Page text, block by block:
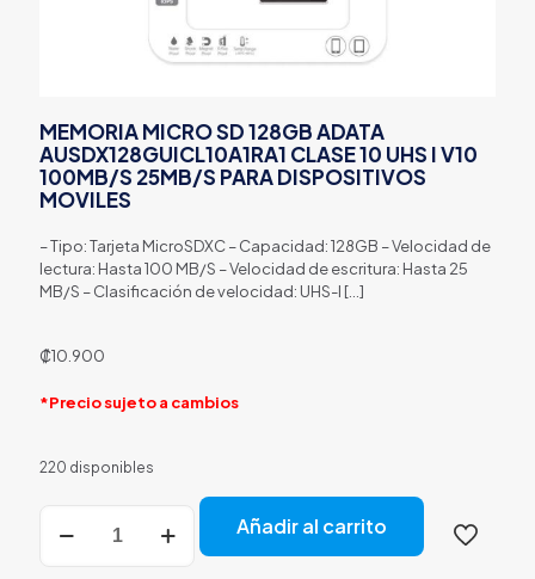
MEMORIA MICRO SD 128GB ADATA
AUSDX128GUICL10A1RA1 CLASE 10 UHS I V10
100MB/S 25MB/S PARA DISPOSITIVOS
MOVILES
– Tipo: Tarjeta MicroSDXC – Capacidad: 128GB – Velocidad de
lectura: Hasta 100 MB/S – Velocidad de escritura: Hasta 25
MB/S – Clasificación de velocidad: UHS-I […]
₡10.900
*Precio sujeto a cambios
220 disponibles
MEMORIA
MICRO
Añadir al carrito